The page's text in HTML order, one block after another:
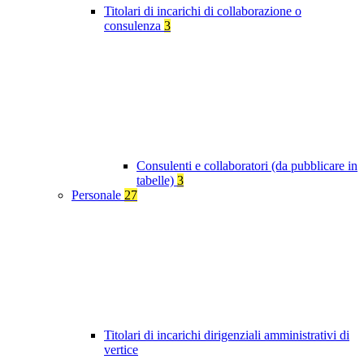
Titolari di incarichi di collaborazione o
consulenza 3
Consulenti e collaboratori (da pubblicare in
tabelle) 3
Personale 27
Titolari di incarichi dirigenziali amministrativi di
vertice